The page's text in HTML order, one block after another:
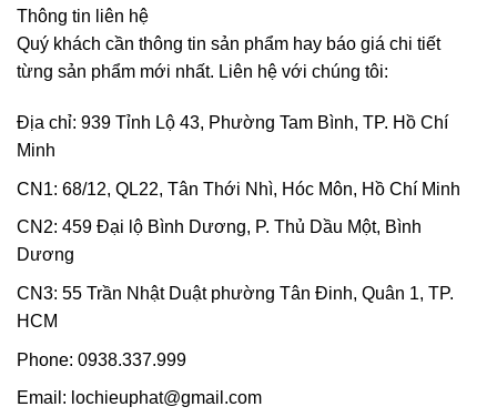
Thông tin liên hệ
Quý khách cần thông tin sản phẩm hay báo giá chi tiết
từng sản phẩm mới nhất. Liên hệ với chúng tôi:
Địa chỉ: 939 Tỉnh Lộ 43, Phường Tam Bình, TP. Hồ Chí
Minh
CN1: 68/12, QL22, Tân Thới Nhì, Hóc Môn, Hồ Chí Minh
CN2: 459 Đại lộ Bình Dương, P. Thủ Dầu Một, Bình
Dương
CN3: 55 Trần Nhật Duật phường Tân Đinh, Quân 1, TP.
HCM
Phone: 0938.337.999
Email: lochieuphat@gmail.com